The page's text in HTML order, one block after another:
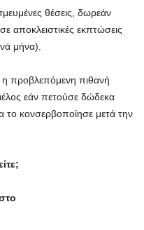
θέσεις, δωρεάν
αποκλειστικές εκπτώσεις
μήνα).
προβλεπόμενη πιθανή
εάν πετούσε δώδεκα
το κονσερβοποίησε μετά την